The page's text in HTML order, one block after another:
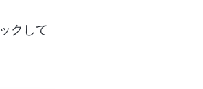
クして